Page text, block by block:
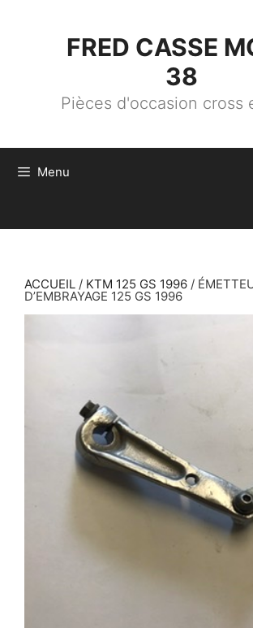
FRED CASSE
38
Pièces d'occasion cross
Menu
ACCUEIL / KTM 125 GS 1996 /
D’EMBRAYAGE 125 GS 1996